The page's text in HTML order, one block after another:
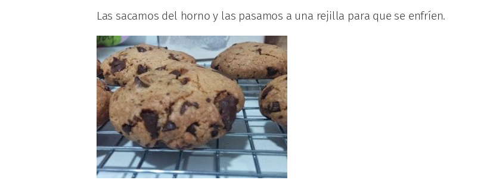
Las sacamos del horno y las pasamos a una rejilla para que se enfríen.